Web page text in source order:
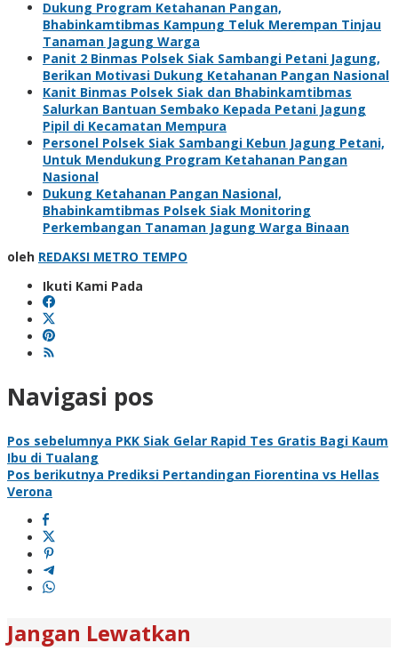
Dukung Program Ketahanan Pangan,
Bhabinkamtibmas Kampung Teluk Merempan Tinjau
Tanaman Jagung Warga
Panit 2 Binmas Polsek Siak Sambangi Petani Jagung,
Berikan Motivasi Dukung Ketahanan Pangan Nasional
Kanit Binmas Polsek Siak dan Bhabinkamtibmas
Salurkan Bantuan Sembako Kepada Petani Jagung
Pipil di Kecamatan Mempura
Personel Polsek Siak Sambangi Kebun Jagung Petani,
Untuk Mendukung Program Ketahanan Pangan
Nasional
Dukung Ketahanan Pangan Nasional,
Bhabinkamtibmas Polsek Siak Monitoring
Perkembangan Tanaman Jagung Warga Binaan
oleh REDAKSI METRO TEMPO
Ikuti Kami Pada
Navigasi pos
Pos sebelumnya PKK Siak Gelar Rapid Tes Gratis Bagi Kaum
Ibu di Tualang
Pos berikutnya Prediksi Pertandingan Fiorentina vs Hellas
Verona
Jangan Lewatkan